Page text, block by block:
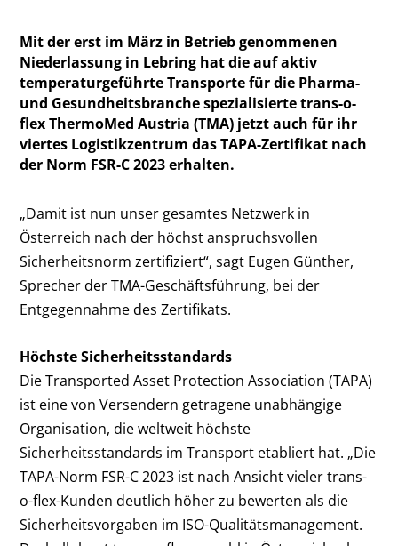
Mit der erst im März in Betrieb genommenen
Niederlassung in Lebring hat die auf aktiv
temperaturgeführte Transporte für die Pharma-
und Gesundheitsbranche spezialisierte trans-o-
flex ThermoMed Austria (TMA) jetzt auch für ihr
viertes Logistikzentrum das TAPA-Zertifikat nach
der Norm FSR-C 2023 erhalten.
„Damit ist nun unser gesamtes Netzwerk in
Österreich nach der höchst anspruchsvollen
Sicherheitsnorm zertifiziert“, sagt Eugen Günther,
Sprecher der TMA-Geschäftsführung, bei der
Entgegennahme des Zertifikats.
Höchste Sicherheitsstandards
Die Transported Asset Protection Association (TAPA)
ist eine von Versendern getragene unabhängige
Organisation, die weltweit höchste
Sicherheitsstandards im Transport etabliert hat. „Die
TAPA-Norm FSR-C 2023 ist nach Ansicht vieler trans-
o-flex-Kunden deutlich höher zu bewerten als die
Sicherheitsvorgaben im ISO-Qualitätsmanagement.